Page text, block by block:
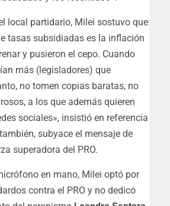
local partidario, Milei sostuvo que
tasas subsidiadas es la inflación
y pusieron el cepo. Cuando
más (legisladores) que
no tomen copias baratas, no
a los que además quieren
sociales», insistió en referencia
subyace el mensaje de
superadora del PRO.
en mano, Milei optó por
contra el PRO y no dedicó